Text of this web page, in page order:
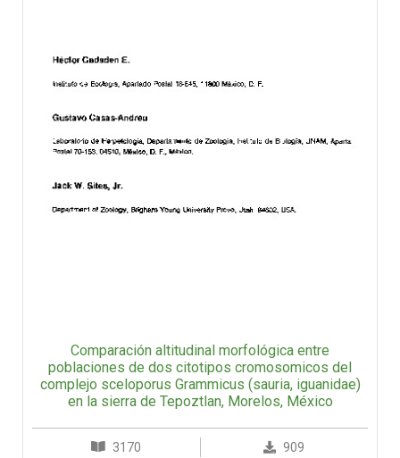
Comparación altitudinal morfológica entre
poblaciones de dos citotipos cromosomicos del
complejo sceloporus Grammicus (sauria, iguanidae)
en la sierra de Tepoztlan, Morelos, México
3170 909